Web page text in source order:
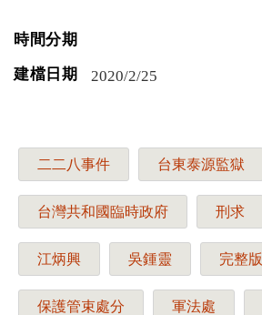
時間分期
建檔日期
2020/2/25
二二八事件 台東泰源監獄
台灣共和國臨時政府 刑求
江炳興 吳鍾靈 完整版
保護管束處分 軍法處